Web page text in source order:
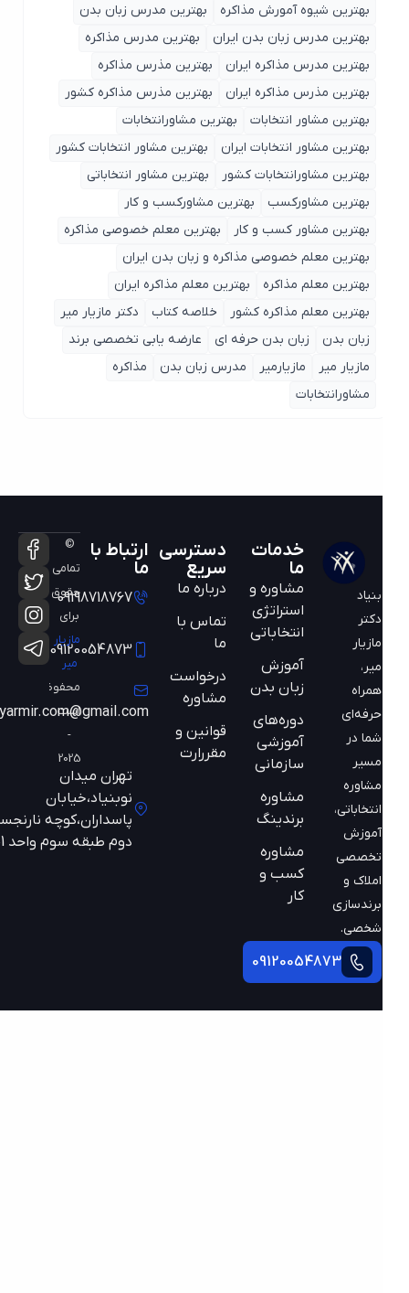
بهترین شیوه آمورش مذاکره
بهترین مدرس زبان بدن
بهترین مدرس زبان بدن ایران
بهترین مدرس مذاکره
بهترین مدرس مذاکره ایران
بهترین مذرس مذاکره
بهترین مذرس مذاکره ایران
بهترین مذرس مذاکره کشور
بهترین مشاور انتخابات
بهترین مشاورانتخابات
بهترین مشاور انتخابات ایران
بهترین مشاور انتخابات کشور
بهترین مشاورانتخابات کشور
بهترین مشاور انتخاباتی
بهترین مشاورکسب
بهترین مشاورکسب و کار
بهترین مشاور کسب و کار
بهترین معلم خصوصی مذاکره
بهترین معلم خصوصی مذاکره و زبان بدن ایران
بهترین معلم مذاکره
بهترین معلم مذاکره ایران
بهترین معلم مذاکره کشور
خلاصه کتاب
دکتر مازیار میر
زبان بدن
زبان بدن حرفه ای
عارضه یابی تخصصی برند
مازیار میر
مازیارمیر مدرس زبان بدن
مذاکره
مشاورانتخابات
مازیار
همراه
حرفه‌ای
شما در
مسیر
مشاوره
انتخاباتی،
آموزش
تخصصی
املاک و
برندسازی
شخصی.
09120054873
خدمات
مشاوره و
استراتژی
انتخاباتی
آموزش
زبان بدن
دوره‌های
آموزشی
سازمانی
مشاوره
برندینگ
مشاوره
کسب و
دسترسی
سریع
درباره ما
تماس با
ما
درخواست
مشاوره
قوانین و
مقررارت
ارتباط با
09198718767
09120054873
mazyarmir.com@gmail.com
تهران میدان
نوبنیاد،خیابان
پاسداران،کوچه نارنجستان
دوم طبقه سوم واحد 301
©
تمامی
حقوق
مازیار
محفوظ
است